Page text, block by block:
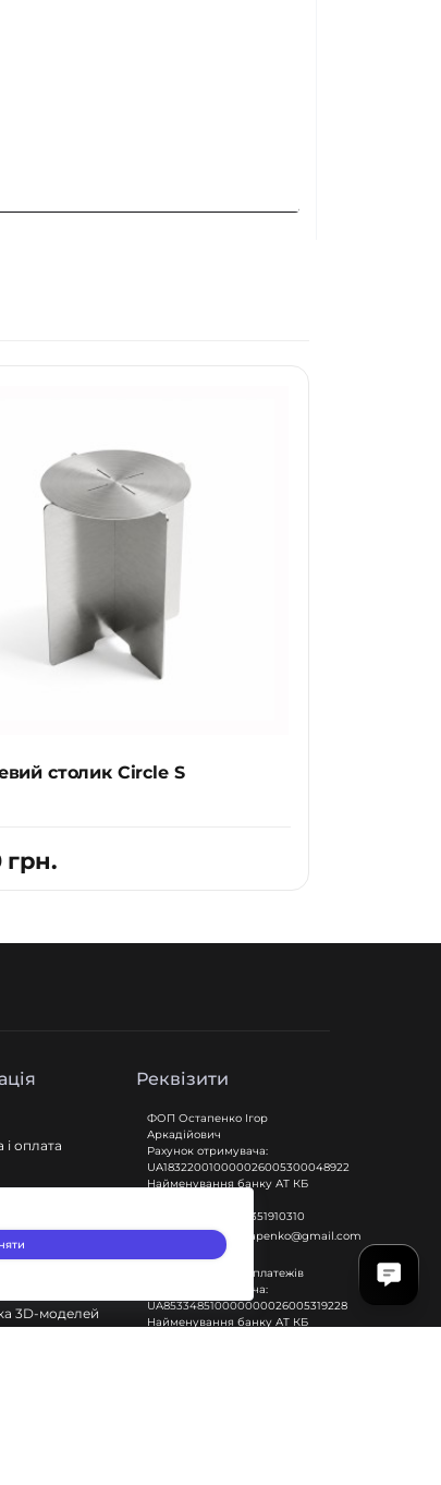
столик Circle S
грн.
і оплата
положення
3D-моделей
Реквізити
ФОП Остапенко Ігор
Аркадійович
Рахунок отримувача:
UA183220010000026005300048922
Найменування банку АТ КБ
Код отримувача 3351910310
igorarkadievichostapenko@gmail.com
Для міжнародних платежів
Рахунок отримувача:
UA853348510000000026005319228
Найменування банку АТ КБ